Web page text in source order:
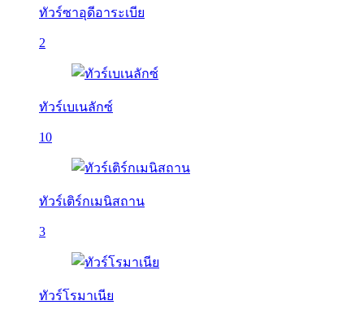
ทัวร์ซาอุดีอาระเบีย
2
ทัวร์เบเนลักซ์
10
ทัวร์เติร์กเมนิสถาน
3
ทัวร์โรมาเนีย